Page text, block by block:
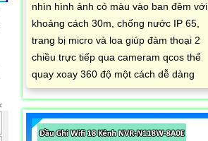
nhìn hình ảnh có màu vào ban đêm với
khoảng cách 30m, chống nước IP 65,
trang bị micro và loa giúp đàm thoại 2
chiều trực tiếp qua cameram qcos thể
quay xoay 360 độ một cách dễ dàng